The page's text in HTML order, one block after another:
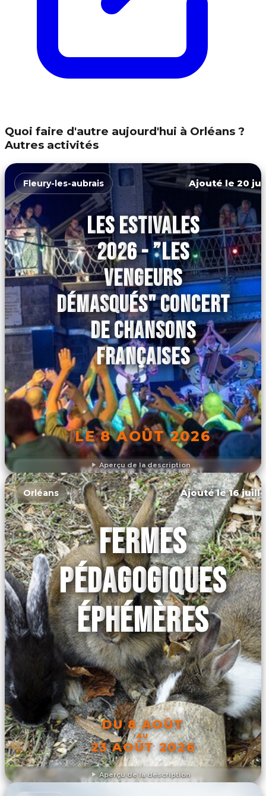
Quoi faire d'autre aujourd'hui à Orléans ?
Autres activités
Aperçu de la description
Fleury-les-aubrais Ajouté le 20
LES ESTIVALES
2026 - ”LES
VENGEURS
DÉMASQUÉS" CONCERT
DE CHANSONS
FRANÇAISES
LE 8 AOÛT 2026
DÉCOUVRIR L'ÉVÉNEMENT
Aperçu de la description
Orléans Ajouté le 16
FERMES
PÉDAGOGIQUES
ÉPHÉMÈRES
DU 8 AOÛT
AU
23 AOÛT 2026
DÉCOUVRIR L'ÉVÉNEMENT